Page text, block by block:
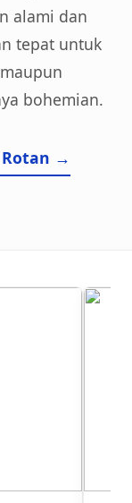
alami dan
tepat untuk
bohemian.
→
Meja Makan
★★★★★ (4.9)